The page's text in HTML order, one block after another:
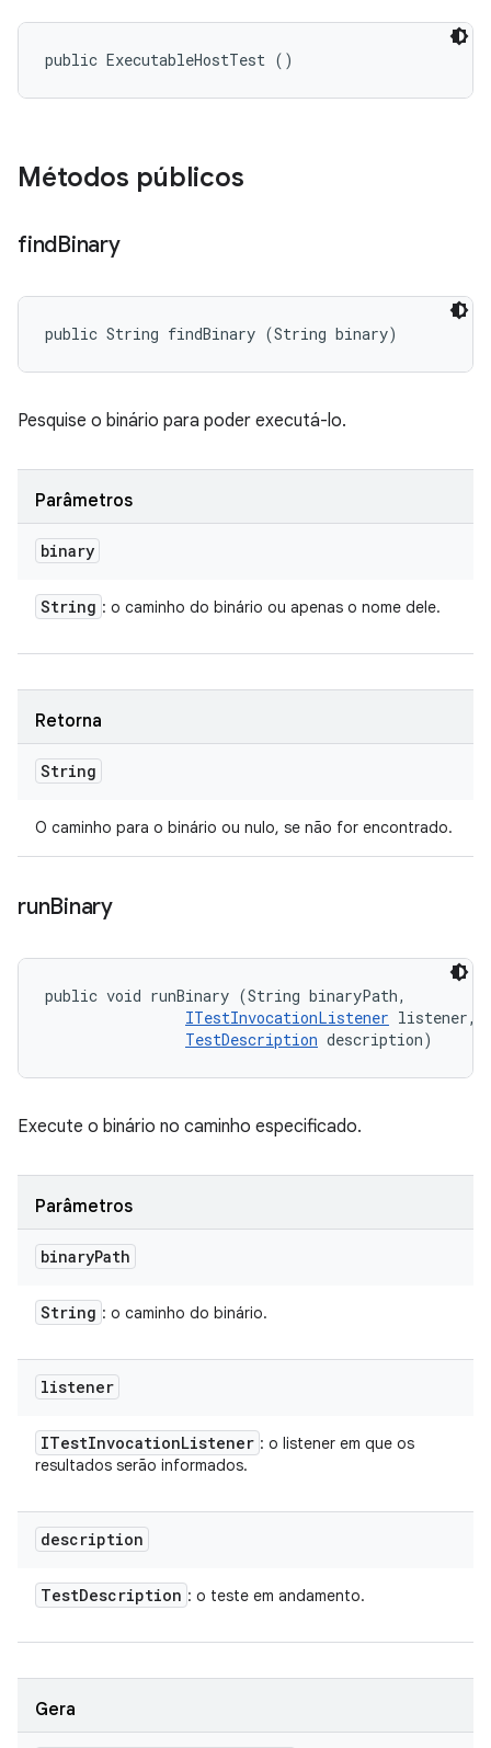
public ExecutableHostTest ()
Métodos públicos
findBinary
public String findBinary (String binary)
Pesquise o binário para poder executá-lo.
Parâmetros
binary
String : o caminho do binário ou apenas o nome dele.
Retorna
String
O caminho para o binário ou nulo, se não for encontrado.
runBinary
public void runBinary (String binaryPath,
ITestInvocationListener listener,
TestDescription description)
Execute o binário no caminho especificado.
Parâmetros
binaryPath
String : o caminho do binário.
listener
ITestInvocationListener : o listener em que os
resultados serão informados.
description
TestDescription : o teste em andamento.
Gera